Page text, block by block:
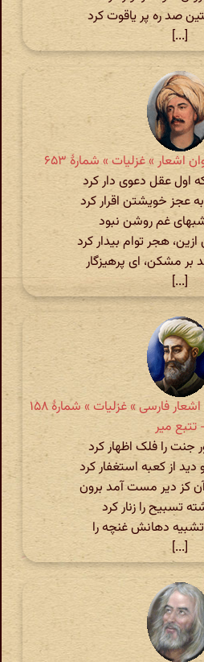
صد ره پر یاقوت کرد
[...]
» غزلیات » شمارهٔ ۶۵۳
اول عقل دعوی دار کرد
عجز خویشتن اقرار کرد
غم روشن نبود
هجر توام بیدار کرد
بر مشکن، ای پرهیزگار
[...]
امیرعلیشیر نوایی » دیوان اشعار فارسی » غزلیات » شمارهٔ ۱۵۸
تتبع میر
را فلک اظهار کرد
از کعبه استغفار کرد
کز دیر مست آمد برون
تسبیح را زنار کرد
تشبیه دهانش غنچه را
[...]